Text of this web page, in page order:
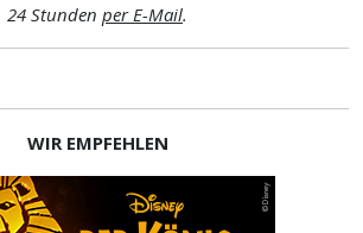
24 Stunden per E-Mail.
WIR EMPFEHLEN